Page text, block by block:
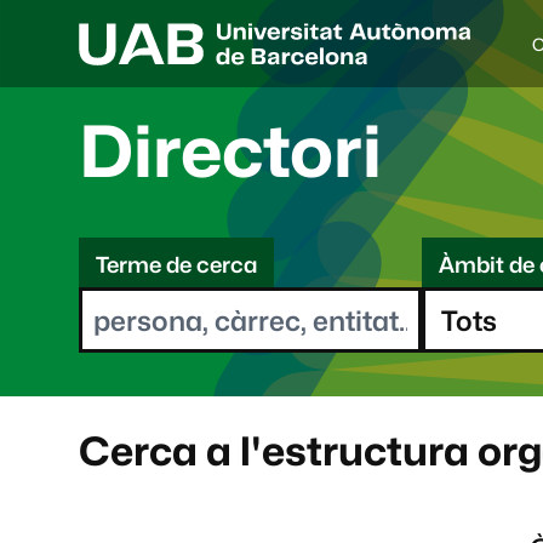
I
d
i
a
e
l
e
o
t
Directori
C
eTerme de cerca Àmbit de
Cerca a l'estructura